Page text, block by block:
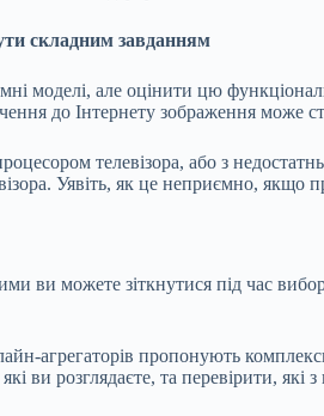
складним завданням
моделі, але оцінити цю
до Інтернету зображення може
телевізора, або з
Уявіть, як це неприємно,
ви можете зіткнутися під час
агрегаторів пропонують
ви розглядаєте, та перевірити,